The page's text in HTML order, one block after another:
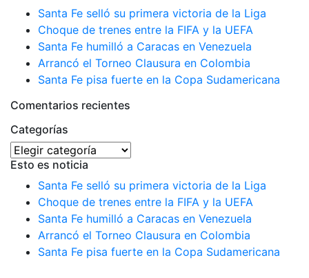
Santa Fe selló su primera victoria de la Liga
Choque de trenes entre la FIFA y la UEFA
Santa Fe humilló a Caracas en Venezuela
Arrancó el Torneo Clausura en Colombia
Santa Fe pisa fuerte en la Copa Sudamericana
Comentarios recientes
Categorías
Categorías
Esto es noticia
Santa Fe selló su primera victoria de la Liga
Choque de trenes entre la FIFA y la UEFA
Santa Fe humilló a Caracas en Venezuela
Arrancó el Torneo Clausura en Colombia
Santa Fe pisa fuerte en la Copa Sudamericana